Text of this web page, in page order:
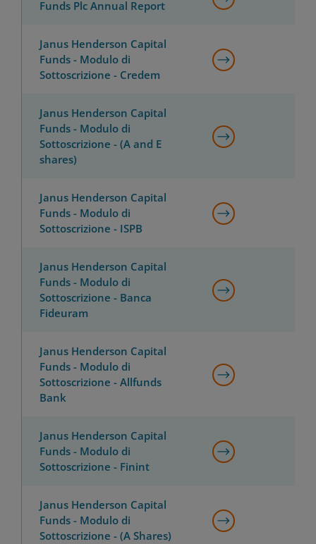
Funds Plc Annual Report
Janus Henderson Capital
Funds - Modulo di
Sottoscrizione - Credem
Janus Henderson Capital
Funds - Modulo di
Sottoscrizione - (A and E
shares)
Janus Henderson Capital
Funds - Modulo di
Sottoscrizione - ISPB
Janus Henderson Capital
Funds - Modulo di
Sottoscrizione - Banca
Fideuram
Janus Henderson Capital
Funds - Modulo di
Sottoscrizione - Allfunds
Bank
Janus Henderson Capital
Funds - Modulo di
Sottoscrizione - Finint
Janus Henderson Capital
Funds - Modulo di
Sottoscrizione - (A Shares)